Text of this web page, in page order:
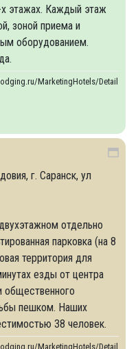
этажах. Каждый этаж
зоной приема и
оборудованием.
MarketingHotels/Details/
г. Саранск, ул
отдельно
парковка (на 8
территория для
езды от центра
общественного
пешком. Наших
38 человек.
MarketingHotels/Details/